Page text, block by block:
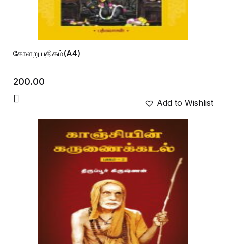
கோளறு பதிகம்(A4)
200.00
Add to Wishlist